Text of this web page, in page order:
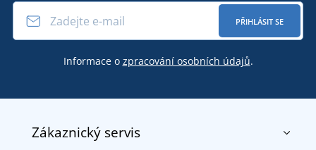
PŘIHLÁSIT SE
Informace o zpracování osobních údajů.
Zákaznický servis